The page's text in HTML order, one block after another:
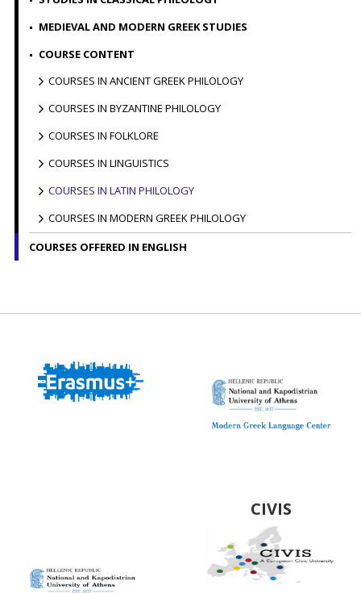
MEDIEVAL AND MODERN GREEK STUDIES
COURSE CONTENT
COURSES IN ANCIENT GREEK PHILOLOGY
COURSES IN BYZANTINE PHILOLOGY
COURSES IN FOLKLORE
COURSES IN LINGUISTICS
COURSES IN LATIN PHILOLOGY
COURSES IN MODERN GREEK PHILOLOGY
COURSES OFFERED IN ENGLISH
CIVIS